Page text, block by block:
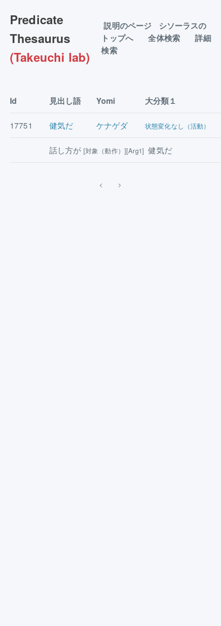
Predicate
Thesaurus
(Takeuchi lab)
説明のページ
シソーラスの
トップへ
全体検索
詳細
検索
Id 見出し語 Yomi 大分類１
17751 健気だ ケナゲダ 状態変化なし（活動）
話し方が [対象（動作）][Arg1] 健気だ
< >